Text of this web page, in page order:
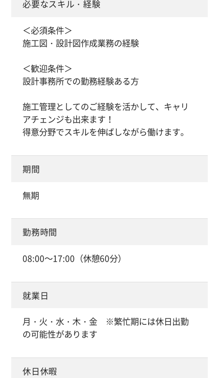
必要なスキル・経験
＜必須条件＞
施工図・設計図作成業務の経験
＜歓迎条件＞
設計事務所での勤務経験ある方
施工管理としてのご経験を活かして、キャリ
アチェンジも出来ます！
得意分野でスキルを伸ばしながら働けます。
期間
無期
勤務時間
08:00～17:00（休憩60分）
就業日
月・火・水・木・金 ※繁忙期には休日出勤
の可能性があります
休日休暇